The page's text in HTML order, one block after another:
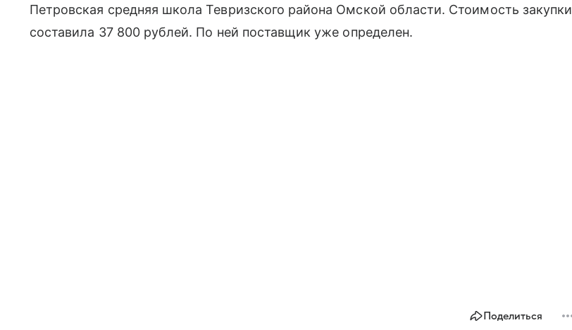
Петровская средняя школа Тевризского района Омской области. Стоимость закупки
составила 37 800 рублей. По ней поставщик уже определен.
Поделиться